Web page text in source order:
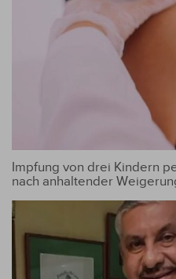
Impfung von drei Kindern
nach anhaltender